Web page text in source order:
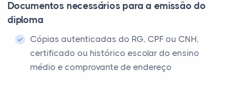
Documentos necessários para a emissão do
diploma
Cópias autenticadas do RG, CPF ou CNH,
certificado ou histórico escolar do ensino
médio e comprovante de endereço